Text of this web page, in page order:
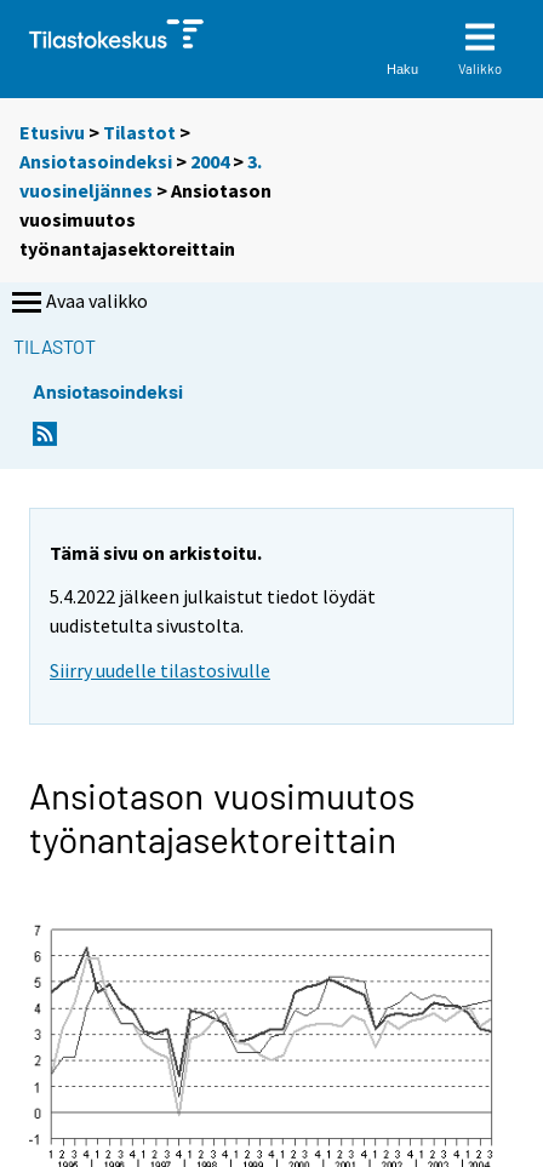
Haku Valikko
Etusivu > Tilastot >
Ansiotasoindeksi > 2004>3.
vuosineljännes > Ansiotason
vuosimuutos
työnantajasektoreittain
Avaa valikko
TILASTOT
Ansiotasoindeksi
Tämä sivu on arkistoitu.
5.4.2022 jälkeen julkaistut tiedot löydät
uudistetulta sivustolta.
Siirry uudelle tilastosivulle
Ansiotason vuosimuutos
työnantajasektoreittain